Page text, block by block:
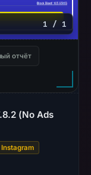
1 / 1
отчёт
(No Ads
Instagram